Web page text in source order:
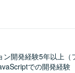
ン開発経験5年以上（
での開発経験